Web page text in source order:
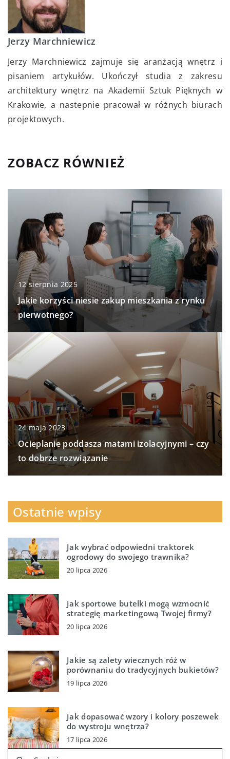
Jerzy Marchniewicz
Jerzy Marchniewicz zajmuje się aranżacją wnętrz i
pisaniem artykułów. Ukończył studia z zakresu
architektury wnętrz na Akademii Sztuk Pięknych w
Krakowie, a nastepnie pracował w różnych biurach
projektowych.
ZOBACZ RÓWNIEŻ
12 sierpnia 2025
Jakie korzyści niesie zakup mieszkania z rynku
pierwotnego?
24 maja 2023
Ocieplanie poddasza matami izolacyjnymi – czy
to dobrze rozwiązanie
Ostatnie wpisy
Jak wybrać odpowiedni traktorek
ogrodowy do swojego trawnika?
20 lipca 2026
Jak sportowe butelki mogą wzmocnić
strategię marketingową Twojej firmy?
20 lipca 2026
Jakie są zalety wiecznych róż w
porównaniu do tradycyjnych bukietów?
19 lipca 2026
Jak dopasować wzory i kolory poszewek
do wystroju wnętrza?
17 lipca 2026